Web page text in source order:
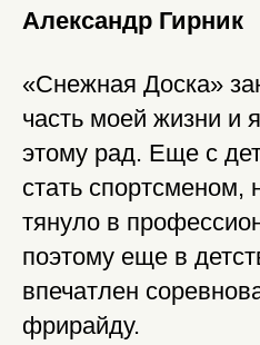
Александр Гирник
«Снежная Доска»
часть моей жизни и
этому рад. Еще с
стать спортсменом,
тянуло в
поэтому еще в
впечатлен
фрирайду.